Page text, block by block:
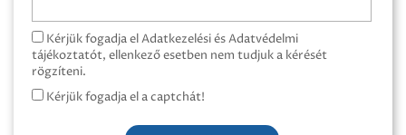
Kérjük fogadja el Adatkezelési és Adatvédelmi
tájékoztatót, ellenkező esetben nem tudjuk a kérését
rögzíteni.
Kérjük fogadja el a captchát!